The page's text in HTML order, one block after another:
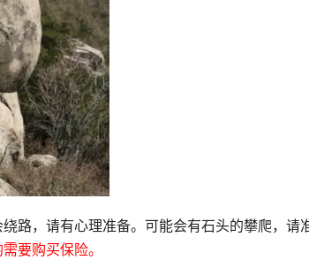
路，请有心理准备。可能会有石头的攀爬，请
要购买保险。